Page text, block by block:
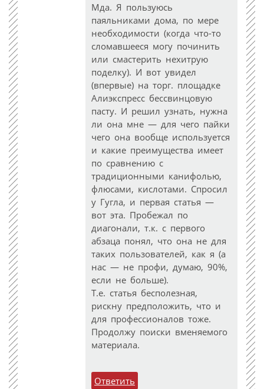
Мда. Я пользуюсь
паяльниками дома, по мере
необходимости (когда что-то
сломавшееся могу починить
или смастерить нехитрую
поделку). И вот увидел
(впервые) на торг. площадке
Алиэкспресс бессвинцовую
пасту. И решил узнать, нужна
ли она мне — для чего пайки
чего она вообще используется
и какие преимущества имеет
по сравнению с
традиционными канифолью,
флюсами, кислотами. Спросил
у Гугла, и первая статья —
вот эта. Пробежал по
диагонали, т.к. с первого
абзаца понял, что она не для
таких пользователей, как я (а
нас — не профи, думаю, 90%,
если не больше).
Т.е. статья бесполезная,
рискну предположить, что и
для профессионалов тоже.
Продолжу поиски вменяемого
материала.
Ответить